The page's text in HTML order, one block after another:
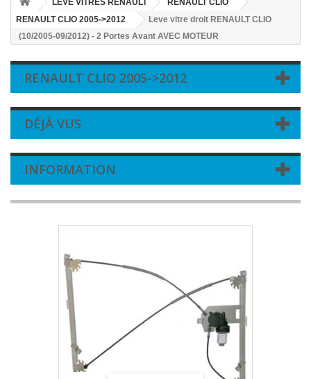
LEVE VITRES RENAULT
RENAULT CLIO
RENAULT CLIO 2005->2012
Leve vitre droit RENAULT CLIO
(10/2005-09/2012) - 2 Portes Avant AVEC MOTEUR
RENAULT CLIO 2005->2012
DÉJÀ VUS
INFORMATION